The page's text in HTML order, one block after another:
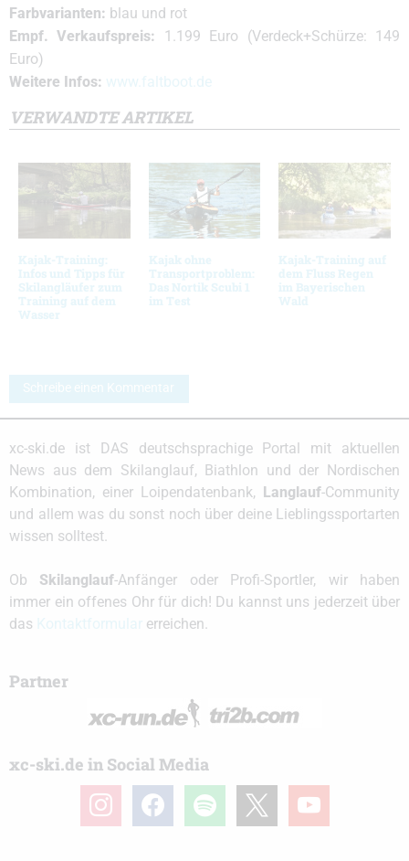
Farbvarianten: blau und rot
Empf. Verkaufspreis: 1.199 Euro (Verdeck+Schürze: 149
Euro)
Weitere Infos: www.faltboot.de
VERWANDTE ARTIKEL
Kajak-Training:
Infos und Tipps für
Skilangläufer zum
Training auf dem
Wasser
Kajak ohne
Transportproblem:
Das Nortik Scubi 1
im Test
Kajak-Training auf
dem Fluss Regen
im Bayerischen
Wald
Schreibe einen Kommentar
xc-ski.de ist DAS deutschsprachige Portal mit aktuellen
News aus dem Skilanglauf, Biathlon und der Nordischen
Kombination, einer Loipendatenbank, Langlauf-Community
und allem was du sonst noch über deine Lieblingssportarten
wissen solltest.
Ob Skilanglauf-Anfänger oder Profi-Sportler, wir haben
immer ein offenes Ohr für dich! Du kannst uns jederzeit über
das
erreichen.
Partner
xc-ski.de in Social Media
instagramfacebook spotify youtube